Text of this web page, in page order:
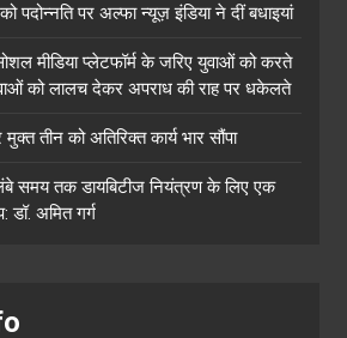
पदोन्नति पर अल्फा न्यूज़ इंडिया ने दीं बधाइयां
मीडिया प्लेटफॉर्म के जरिए युवाओं को करते
को लालच देकर अपराध की राह पर धकेलते
तीन को अतिरिक्त कार्य भार सौंपा
समय तक डायबिटीज नियंत्रण के लिए एक
डॉ. अमित गर्ग